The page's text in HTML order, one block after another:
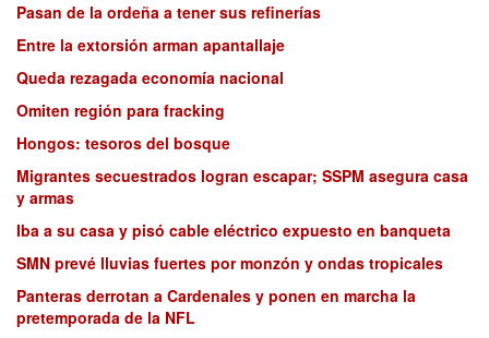
Pasan de la ordeña a tener sus refinerías
Entre la extorsión arman apantallaje
Queda rezagada economía nacional
Omiten región para fracking
Hongos: tesoros del bosque
Migrantes secuestrados logran escapar; SSPM asegura casa
y armas
Iba a su casa y pisó cable eléctrico expuesto en banqueta
SMN prevé lluvias fuertes por monzón y ondas tropicales
Panteras derrotan a Cardenales y ponen en marcha la
pretemporada de la NFL